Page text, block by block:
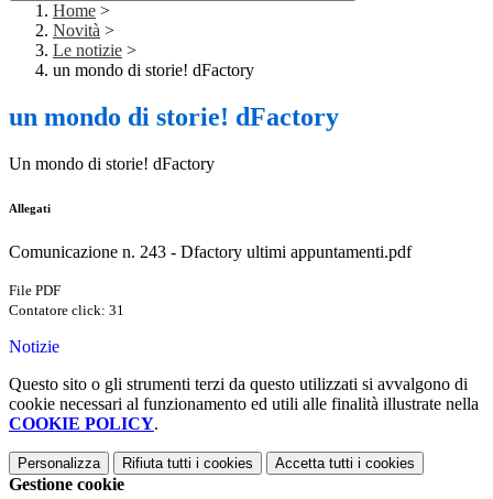
Home >
Novità >
Le notizie >
un mondo di storie! dFactory
un mondo di storie! dFactory
Un mondo di storie! dFactory
Allegati
Comunicazione n. 243 - Dfactory ultimi appuntamenti.pdf
File PDF
Contatore click: 31
Notizie
Questo sito o gli strumenti terzi da questo utilizzati si avvalgono di
cookie necessari al funzionamento ed utili alle finalità illustrate nella
COOKIE POLICY.
Personalizza Rifiuta tutti i cookies Accetta tutti i cookies
Gestione cookie